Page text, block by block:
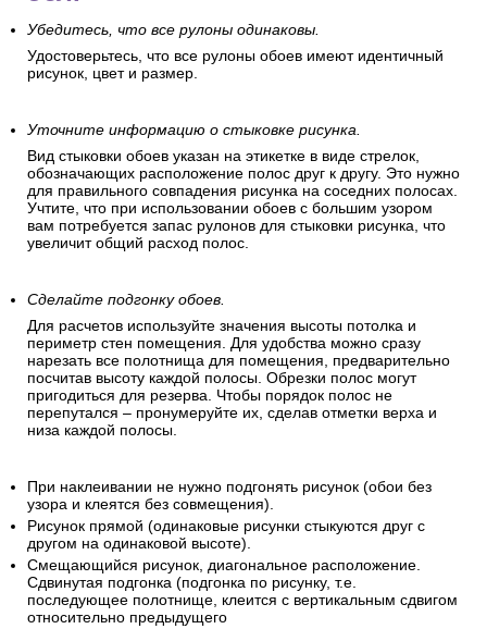
Убедитесь, что все рулоны одинаковы.
Удостоверьтесь, что все рулоны обоев имеют идентичный
рисунок, цвет и размер.
Уточните информацию о стыковке рисунка.
Вид стыковки обоев указан на этикетке в виде стрелок,
обозначающих расположение полос друг к другу. Это нужно
для правильного совпадения рисунка на соседних полосах.
Учтите, что при использовании обоев с большим узором
вам потребуется запас рулонов для стыковки рисунка, что
увеличит общий расход полос.
Сделайте подгонку обоев.
Для расчетов используйте значения высоты потолка и
периметр стен помещения. Для удобства можно сразу
нарезать все полотнища для помещения, предварительно
посчитав высоту каждой полосы. Обрезки полос могут
пригодиться для резерва. Чтобы порядок полос не
перепутался – пронумеруйте их, сделав отметки верха и
низа каждой полосы.
При наклеивании не нужно подгонять рисунок (обои без
узора и клеятся без совмещения).
Рисунок прямой (одинаковые рисунки стыкуются друг с
другом на одинаковой высоте).
Смещающийся рисунок, диагональное расположение.
Сдвинутая подгонка (подгонка по рисунку, т.е.
последующее полотнище, клеится с вертикальным сдвигом
относительно предыдущего